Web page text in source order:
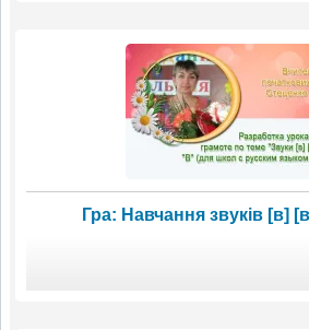
Гра: Навчання звуків [в]